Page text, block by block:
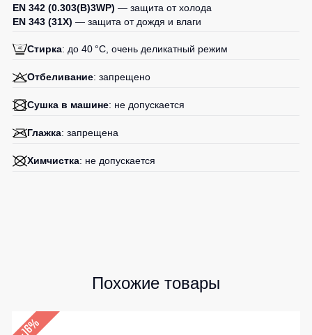
EN 342 (0.303(B)3WP) — защита от холода
EN 343 (31X) — защита от дождя и влаги
Стирка: до 40 °C, очень деликатный режим
Отбеливание: запрещено
Сушка в машине: не допускается
Глажка: запрещена
Химчистка: не допускается
Похожие товары